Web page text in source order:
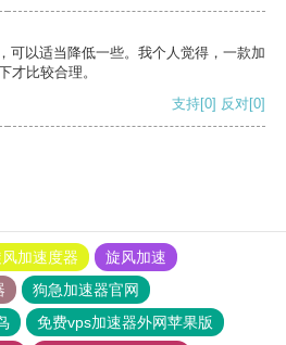
可以适当降低一些。我个人觉得，一款加
才比较合理。
支持[0] 反对[0]
加速度器
旋风加速
狗急加速器官网
免费vps加速器外网苹果版